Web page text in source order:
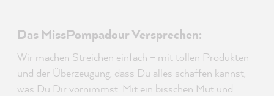
Das MissPompadour Versprechen:
Wir machen Streichen einfach – mit tollen Produkten
und der Überzeugung, dass Du alles schaffen kannst,
was Du Dir vornimmst. Mit ein bisschen Mut und